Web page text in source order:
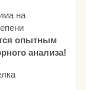
на
опытным
анализа!